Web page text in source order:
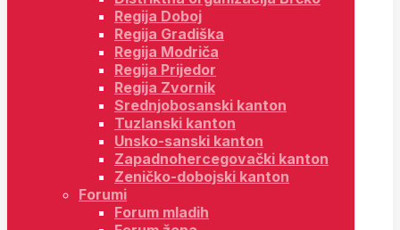
Regija Doboj
Regija Gradiška
Regija Modriča
Regija Prijedor
Regija Zvornik
Srednjobosanski kanton
Tuzlanski kanton
Unsko-sanski kanton
Zapadnohercegovački kanton
Zeničko-dobojski kanton
Forumi
Forum mladih